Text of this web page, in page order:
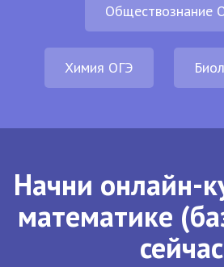
Обществознание
Химия ОГЭ
Начни онлайн-
математике
сейчас